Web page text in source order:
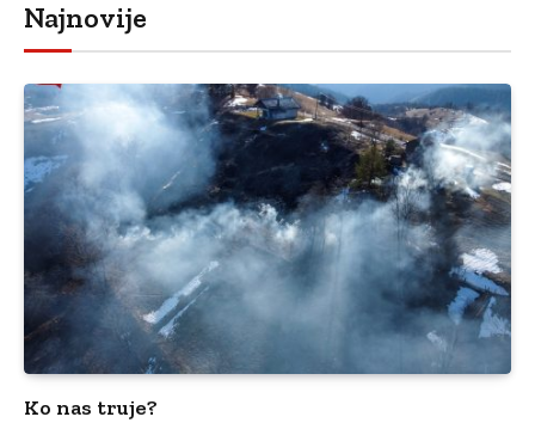
Najnovije
Ko nas truje?